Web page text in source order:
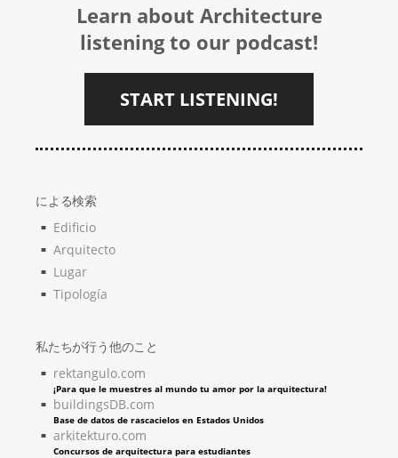
Learn about Architecture
listening to our podcast!
START LISTENING!
による検索
Edificio
Arquitecto
Lugar
Tipología
私たちが行う他のこと
rektangulo.com
¡Para que le muestres al mundo tu amor por la arquitectura!
buildingsDB.com
Base de datos de rascacielos en Estados Unidos
arkitekturo.com
Concursos de arquitectura para estudiantes